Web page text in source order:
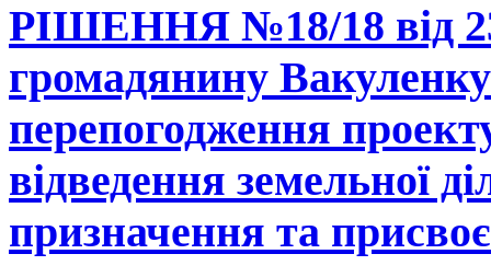
РІШЕННЯ №18/18 від
громадянину
перепогодження
відведення земельної
призначення та